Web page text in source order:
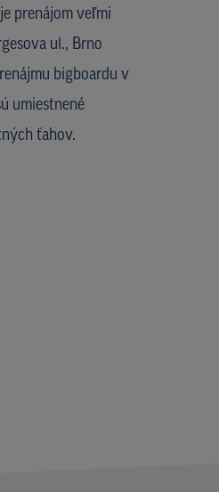
prenájom veľmi
ul., Brno
bigboardu v
umiestnené
ťahov.